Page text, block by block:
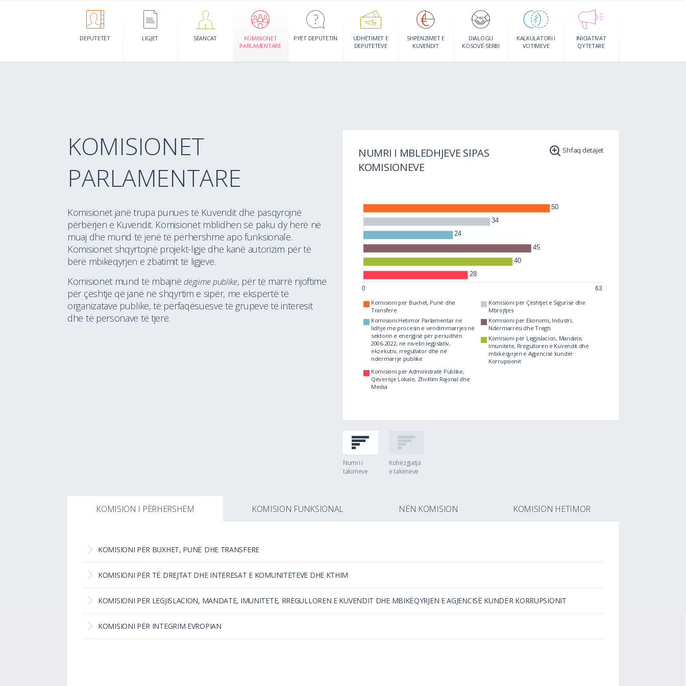
DEPUTETËT LIGJET SEANCAT
KOMISIONET
PARLAMENTARE
PYET DEPUTETIN
UDHËTIMET E
DEPUTETËVE
SHPENZIMET E
KUVENDIT
DIALOGU
KOSOVË-SERBI
KALKULATORI I
VOTIMEVE
INICIATIVAT
QYTETARE
KOMISIONET
PARLAMENTARE
Komisionet janë trupa punues të Kuvendit dhe pasqyrojnë
përbërjen e Kuvendit. Komisionet mblidhen së paku dy herë në
muaj dhe mund të jenë të përhershme apo funksionale.
Komisionet shqyrtojnë projekt-ligje dhe kanë autorizim për të
bërë mbikëqyrjen e zbatimit të ligjeve.
Komisionet mund të mbajnëdëgjime publike, për të marrë njoftime
për çështje që janë në shqyrtim e sipër, me ekspertë të
organizatave publike, të përfaqësuesve të grupeve të interesit
dhe të personave të tjerë.
KOHËZGJATJA E TAKIMEVE SIPAS
KOMISIONEVE (NË ORË)
NUMRI I MBLEDHJEVE SIPAS
KOMISIONEVE
Shfaq detajet
Komisioni për Buxhet, Punë dhe
Transfere
Komisioni për Çështjet e Sigurisë dhe
Mbrojtjes
Komisioni Hetimor Parlamentar në
lidhje me procesin e vendimmarrjes në
sektorin e energjisë për periudhën
2006-2022, në nivelin legjislativ,
ekzekutiv, rregullator dhe në
ndërmarrje publike
Komisioni për Ekonomi, Industri,
Ndërmarrësi dhe Tregti
Komisioni për Legjislacion, Mandate,
Imunitete, Rregulloren e Kuvendit dhe
mbikëqyrjen e Agjencisë kundër
Korrupsionit
Komisioni për Administratë Publike,
Qeverisje Lokale, Zhvillim Rajonal dhe
Media
Numri i
takimeve
Kohëzgjatja
e takimeve
KOMISION I PËRHERSHËM KOMISION FUNKSIONAL NËN KOMISION KOMISION HETIMOR
KOMISIONI PËR BUXHET, PUNË DHE TRANSFERE
KOMISIONI PËR TË DREJTAT DHE INTERESAT E KOMUNITETEVE DHE KTHIM
KOMISIONI PËR LEGJISLACION, MANDATE, IMUNITETE, RREGULLOREN E KUVENDIT DHE MBIKËQYRJEN E AGJENCISË KUNDËR KORRUPSIONIT
KOMISIONI PËR INTEGRIM EVROPIAN